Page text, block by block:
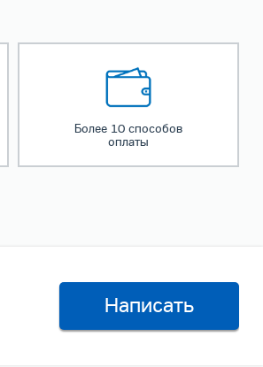
Более 10 способов
оплаты
Написать